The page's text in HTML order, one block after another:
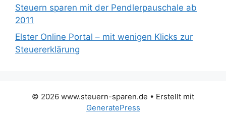
Steuern sparen mit der Pendlerpauschale ab
2011
Elster Online Portal – mit wenigen Klicks zur
Steuererklärung
© 2026 www.steuern-sparen.de • Erstellt mit
GeneratePress